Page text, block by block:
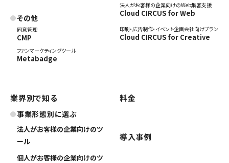
その他
同意管理
CMP
ファンマーケティングツール
Metabadge
法人がお客様の企業向けのWeb集客支援
Cloud CIRCUS for Web
印刷・広告制作・イベント企画会社向けプラン
Cloud CIRCUS for Creative
業界別で知る
事業形態別に選ぶ
法人がお客様の企業向けのツ
ール
個人がお客様の企業向けのツ
料金
導入事例